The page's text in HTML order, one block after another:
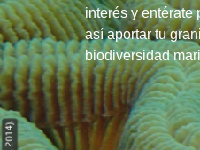
interés y entérate
así aportar tu
biodiversidad